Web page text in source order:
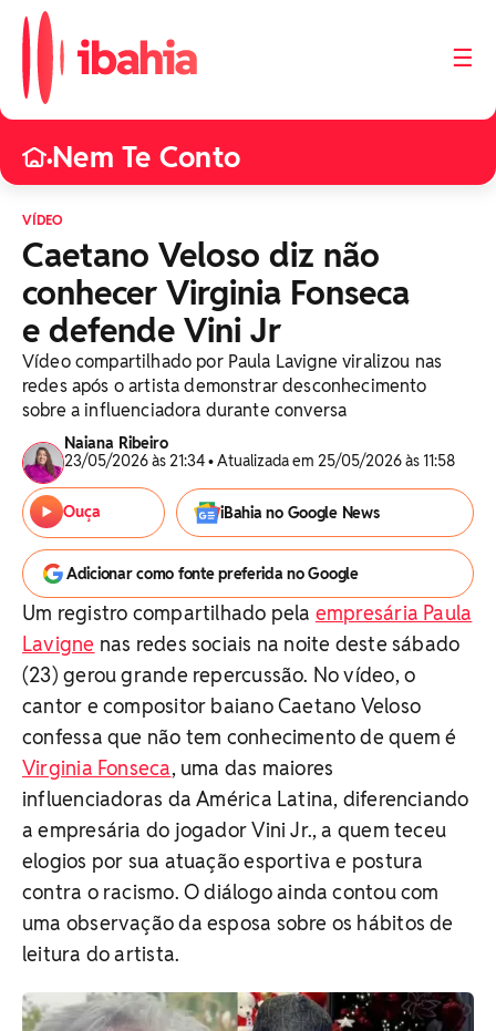
☰
•Nem Te Conto
VÍDEO
Caetano Veloso diz não
conhecer Virginia Fonseca
e defende Vini Jr
Vídeo compartilhado por Paula Lavigne viralizou nas
redes após o artista demonstrar desconhecimento
sobre a influenciadora durante conversa
Naiana Ribeiro
23/05/2026 às 21:34 • Atualizada em 25/05/2026 às 11:58
Ouça iBahia no Google News
Adicionar como fonte preferida no Google
Um registro compartilhado pela empresária Paula
Lavigne nas redes sociais na noite deste sábado
(23) gerou grande repercussão. No vídeo, o
cantor e compositor baiano Caetano Veloso
confessa que não tem conhecimento de quem é
Virginia Fonseca, uma das maiores
influenciadoras da América Latina, diferenciando
a empresária do jogador Vini Jr., a quem teceu
elogios por sua atuação esportiva e postura
contra o racismo. O diálogo ainda contou com
uma observação da esposa sobre os hábitos de
leitura do artista.